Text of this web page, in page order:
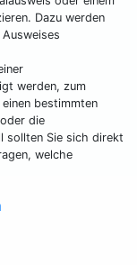
Dazu werden
werden, zum
bestimmten
die
sollten Sie sich direkt
welche